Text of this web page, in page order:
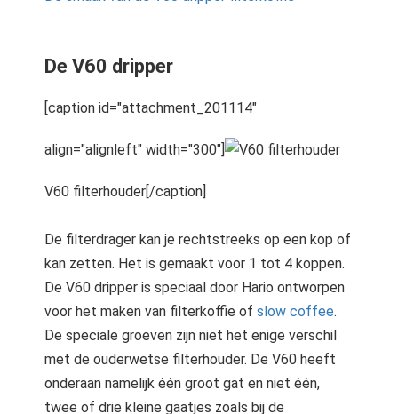
De V60 dripper
[caption id="attachment_201114"
align="alignleft" width="300"]
V60 filterhouder[/caption]
De filterdrager kan je rechtstreeks op een kop of
kan zetten. Het is gemaakt voor 1 tot 4 koppen.
De V60 dripper is speciaal door Hario ontworpen
voor het maken van filterkoffie of slow coffee.
De speciale groeven zijn niet het enige verschil
met de ouderwetse filterhouder. De V60 heeft
onderaan namelijk één groot gat en niet één,
twee of drie kleine gaatjes zoals bij de